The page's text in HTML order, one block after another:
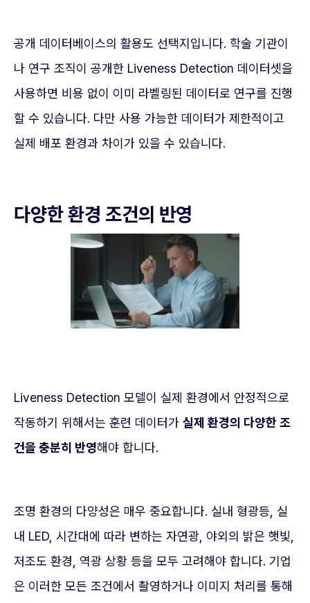
공개 데이터베이스의 활용도 선택지입니다. 학술 기관이
나 연구 조직이 공개한 Liveness Detection 데이터셋을
사용하면 비용 없이 이미 라벨링된 데이터로 연구를 진행
할 수 있습니다. 다만 사용 가능한 데이터가 제한적이고
실제 배포 환경과 차이가 있을 수 있습니다.
다양한 환경 조건의 반영
Liveness Detection 모델이 실제 환경에서 안정적으로
작동하기 위해서는 훈련 데이터가 실제 환경의 다양한 조
건을 충분히 반영해야 합니다.
조명 환경의 다양성은 매우 중요합니다. 실내 형광등, 실
내 LED, 시간대에 따라 변하는 자연광, 야외의 밝은 햇빛,
저조도 환경, 역광 상황 등을 모두 고려해야 합니다. 기업
은 이러한 모든 조건에서 촬영하거나 이미지 처리를 통해